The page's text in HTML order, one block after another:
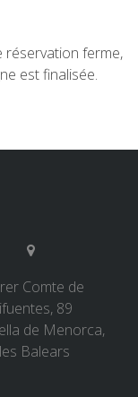
réservation ferme,
est finalisée.
Comte de
89
de Menorca,
Balears